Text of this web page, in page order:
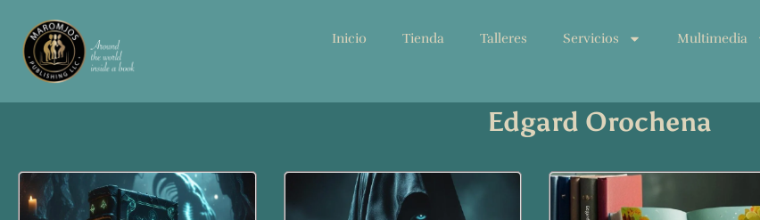
Inicio Tienda Talleres Servicios Multimedia
Edgard Orochena
PagePagePage Page